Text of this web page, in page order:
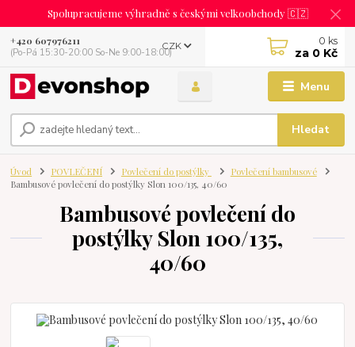
Spolupracujeme výhradně s českými velkoobchody 🇨🇿
Menu
CZK
Hledat
+420 607976211
(Po-Pá 15:30-20:00 So-Ne 9:00-18:00)
0 ks
za 0 Kč
Úvod POVLEČENÍ Povlečení do postýlky
Povlečení bambusové
Bambusové povlečení do postýlky Slon 100/135, 40/60
Bambusové povlečení do
postýlky Slon 100/135,
40/60